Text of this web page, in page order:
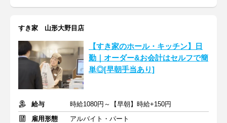
すき家 山形大野目店
【すき家のホール・キッチン】日
勤｜オーダー&お会計はセルフで簡
単◎[早朝手当あり]
給与
時給1080円～【早朝】時給+150円
雇用形態
アルバイト・パート